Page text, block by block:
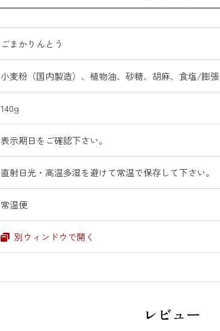
ごまかりんとう
小麦粉（国内製造）、植物油、砂糖、胡麻、食塩/膨
140g
表示期日をご確認下さい。
直射日光・高温多湿を避けて常温で保存して下さい。
常温便
別ウィンドウで開く
レビュー